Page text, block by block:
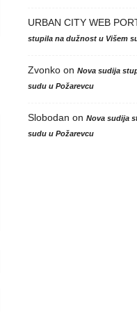
URBAN CITY WEB
stupila na dužnost u Višem
Zvonkoon Nova sudija
sudu u Požarevcu
Slobodan on Nova sudija
sudu u Požarevcu